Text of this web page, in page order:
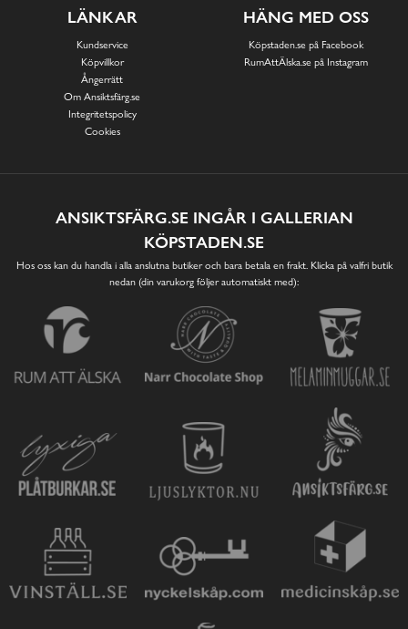
LÄNKAR
Kundservice
Köpvillkor
Ångerrätt
Om Ansiktsfärg.se
Integritetspolicy
Cookies
HÄNG MED OSS
Köpstaden.se på Facebook
RumAttÄlska.se på Instagram
ANSIKTSFÄRG.SE INGÅR I GALLERIAN
KÖPSTADEN.SE
Hos oss kan du handla i alla anslutna butiker och bara betala en frakt. Klicka på valfri butik
nedan (din varukorg följer automatiskt med):